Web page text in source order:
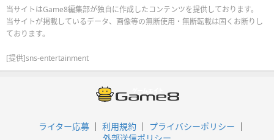
当サイトはGame8編集部が独自に作成したコンテンツを提供しております。
当サイトが掲載しているデータ、画像等の無断使用・無断転載は固くお断りし
ております。
[提供]sns-entertainment
ライター応募 利用規約
プライバシーポリシー